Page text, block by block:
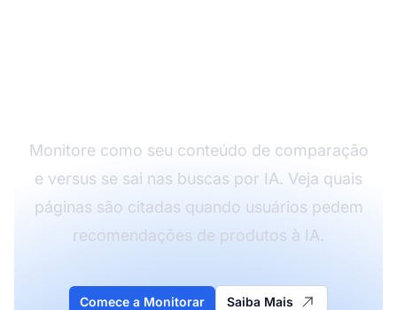
Monitore como seu conteúdo de comparação
e versus se sai nas buscas por IA. Veja quais
páginas são citadas quando usuários pedem
recomendações de produtos à IA.
Comece a Monitorar Saiba Mais